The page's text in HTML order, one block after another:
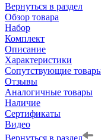
Вернуться в раздел
Обзор товара
Набор
Комплект
Описание
Характеристики
Сопутствующие
Отзывы
Аналогичные товары
Наличие
Сертификаты
Видео
Вернуться в раздел